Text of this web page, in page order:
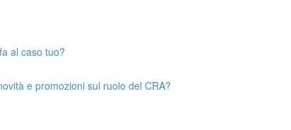
al caso tuo?
e promozioni sul ruolo del CRA?